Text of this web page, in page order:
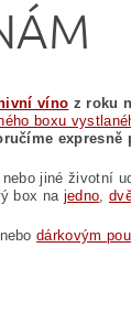
víno z roku
boxu
expresně
jiné životní
box na jedno,
nebodárkovým